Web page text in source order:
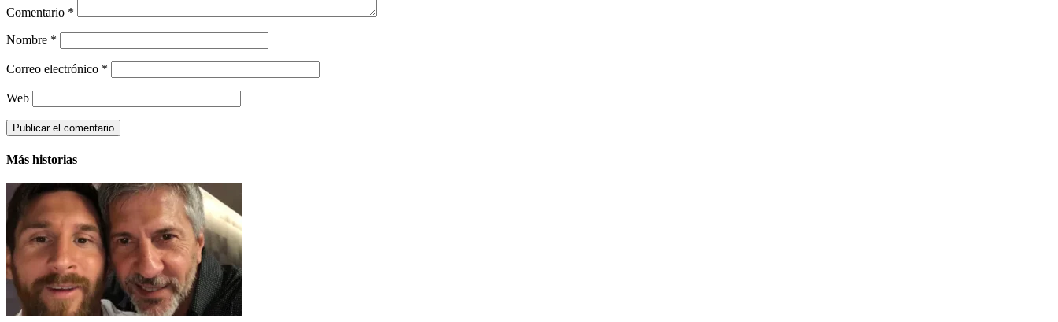
Comentario *
Nombre *
Correo electrónico *
Web
Más historias